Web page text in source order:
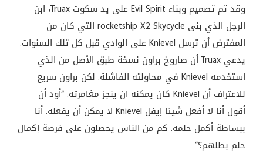
وقد تم تصميم وبناء Evil Spirit على يد سكوت Truax، ابن
الرجل الذي بنى rocketship X2 Skycycle التي كان من
المفترض أن ترسل Knievel على الوادي قبل كل تلك السنوات.
يدعي Truax أن صاروخ براون نسخة طبق الأصل من الذي
استخدمه Knievel في محاولته الفاشلة. لكن براون سريع
للاعتراف أن Knievel كان يمكنه ان ينجز مغامرته. “أود أن
أقول أنا لا أفعل شيئا إيفل Knievel لا يمكن أن يفعله. أنا
ببساطة أكمل حلمه. كم من الناس يحصلون على فرصة إكمال
حلم بطلهم؟”